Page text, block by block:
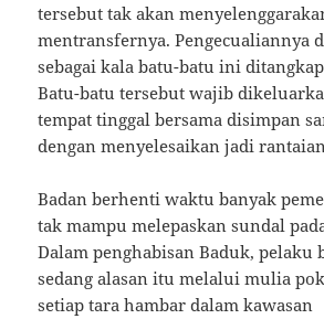
tersebut tak akan
mentransfernya. Pengecualiannya
sebagai kala batu-batu ini
Batu-batu tersebut wajib
tempat tinggal bersama disimpan
dengan menyelesaikan jadi
Badan berhenti waktu banyak
tak mampu melepaskan sundal
Dalam penghabisan Baduk, pelaku
sedang alasan itu melalui mulia
setiap tara hambar dalam kawasan